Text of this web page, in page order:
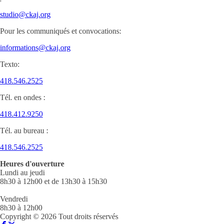
studio@ckaj.org
Pour les communiqués et convocations:
informations@ckaj.org
Texto:
418.546.2525
Tél. en ondes :
418.412.9250
Tél. au bureau :
418.546.2525
Heures d'ouverture
Lundi au jeudi
8h30 à 12h00 et de 13h30 à 15h30
Vendredi
8h30 à 12h00
Copyright © 2026 Tout droits réservés